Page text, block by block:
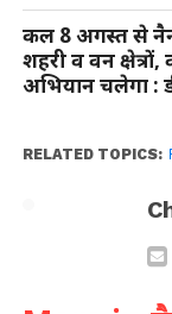
कल 8 अगस्त से
शहरी व वन
अभियान चलेगा :
RELATED TOPICS: